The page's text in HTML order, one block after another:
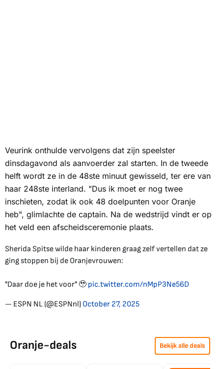
Veurink onthulde vervolgens dat zijn speelster
dinsdagavond als aanvoerder zal starten. In de tweede
helft wordt ze in de 48ste minuut gewisseld, ter ere van
haar 248ste interland. "Dus ik moet er nog twee
inschieten, zodat ik ook 48 doelpunten voor Oranje
heb", glimlachte de captain. Na de wedstrijd vindt er op
het veld een afscheidsceremonie plaats.
Sherida Spitse wilde haar kinderen graag zelf vertellen dat ze
ging stoppen bij de Oranjevrouwen:
"Daar doe je het voor" 🥹 pic.twitter.com/nMpP3Ne56D
— ESPN NL (@ESPNnl) October 27, 2025
Oranje-deals Bekijk alle deals